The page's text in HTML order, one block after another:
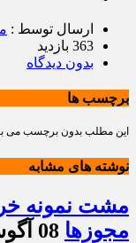
ارسال توسط :
363 بازدید
بدون دیدگاه
برچسب ها
این مطلب بدون برچسب می
نوشته های مشابه
مشت نمونه
مجوزها 08 آگوست 2026 - 13:09